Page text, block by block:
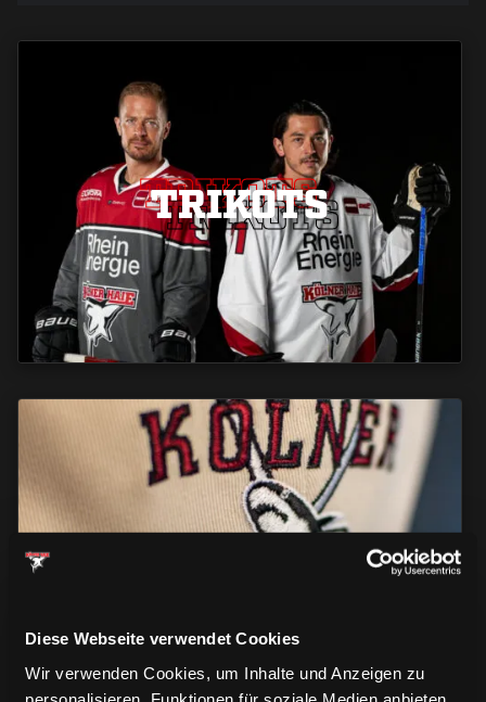
Diese Webseite verwendet Cookies
Wir verwenden Cookies, um Inhalte und Anzeigen zu
TRIKOTS
TRIKOTS
TRIKOTS
CAPS & CO